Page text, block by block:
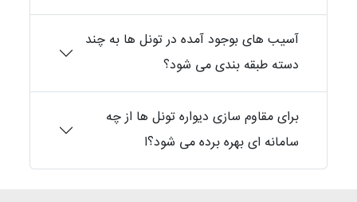
آسیب های بوجود آمده در تونل ها به چند
دسته طبقه بندی می شود؟
برای مقاوم سازی دیواره تونل ها از چه
سامانه ای بهره برده می شود؟ا